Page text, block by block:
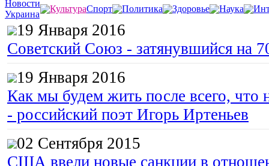
Новости
Украина
КультураСпорт Политика Здоровье Наука
19 Января 2016
Советский Союз - затянувшийся на
19 Января 2016
Как мы будем жить после всего, что
- российский поэт Игорь Иртеньев
02 Сентября 2015
США ввели новые санкции в